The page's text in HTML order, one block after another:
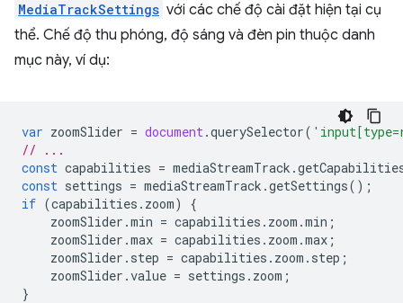
MediaTrackSettings với các chế độ cài đặt hiện tại cụ
thể. Chế độ thu phóng, độ sáng và đèn pin thuộc danh
mục này, ví dụ:
var zoomSlider = document.querySelector(
// ...
const capabilities = mediaStreamTrack .
const settings = mediaStreamTrack .getSettings();
if (capabilities . zoom)
{
zoomSlider .min = capabilities . zoom .min ;
zoomSlider .max = capabilities . zoom .max ;
zoomSlider . step = capabilities . zoom . step ;
zoomSlider .value = settings . zoom ;
}